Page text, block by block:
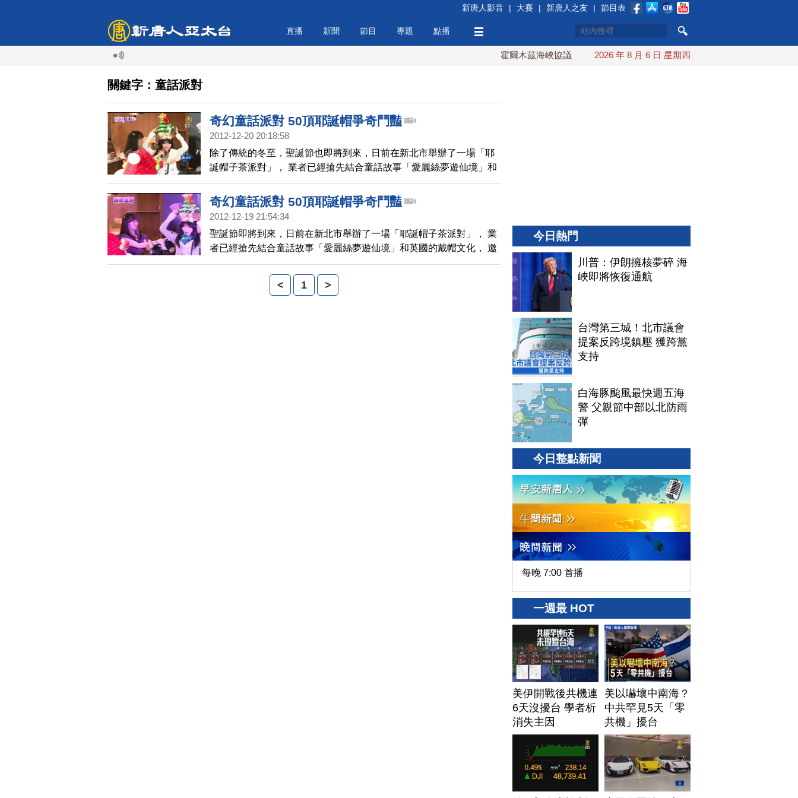
新唐人影音 | 大賽 | 新唐人之友 | 節目表
直播 新聞 節目 專題 點播
霍爾木茲海峽協議將達成？伊朗傳不收通行費
2026 年 8 月 6 日 星期四
關鍵字：童話派對
奇幻童話派對 50頂耶誕帽爭奇鬥豔
2012-12-20 20:18:58
除了傳統的冬至，聖誕節也即將到來，日前在新北市舉辦了一場「耶
誕帽子茶派對」， 業者已經搶先結合童話故事「愛麗絲夢遊仙境」和
英國的戴帽文化， 邀請創作歌手許哲珮，以及創意無限的民眾，設計
50多頂千奇百怪的耶誕帽現場進行票選，打造獨一無二的創意派對。
奇幻童話派對 50頂耶誕帽爭奇鬥豔
2012-12-19 21:54:34
聖誕節即將到來，日前在新北市舉辦了一場「耶誕帽子茶派對」， 業
者已經搶先結合童話故事「愛麗絲夢遊仙境」和英國的戴帽文化， 邀
請創作歌手許哲珮，以及創意無限的民眾，設計50多頂千奇百怪的耶
誕帽現場進行票選，打造獨一無二的創意派對。
< 1 >
今日熱門
川普：伊朗擁核夢碎 海
峽即將恢復通航
台灣第三城！北市議會
提案反跨境鎮壓 獲跨黨
支持
白海豚颱風最快週五海
警 父親節中部以北防雨
彈
今日整點新聞
每晚 7:00 首播
一週最 HOT
美伊開戰後共機連
6天沒擾台 學者析
消失主因
美以嚇壞中南海？
中共罕見5天「零
共機」擾台